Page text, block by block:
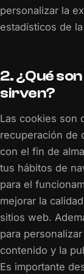
personalizar la
estadísticos de
2. ¿Qué
sirven?
Las cookies son
recuperación de
con el fin de
tus hábitos de
para el
mejorar la
sitios web.
para
contenido y la
Es importante